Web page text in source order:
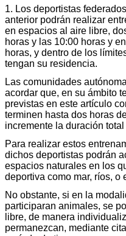
1. Los deportistas
anterior podrán realizar
en espacios al aire libre,
horas y las 10:00 horas y
horas, y dentro de los
tengan su residencia.
Las comunidades
acordar que, en su ámbito
previstas en este artículo
terminen hasta dos horas
incremente la duración
Para realizar estos
dichos deportistas podrán
espacios naturales en los
deportiva como mar, ríos, o
No obstante, si en la
participaran animales, se
libre, de manera
permanezcan, mediante